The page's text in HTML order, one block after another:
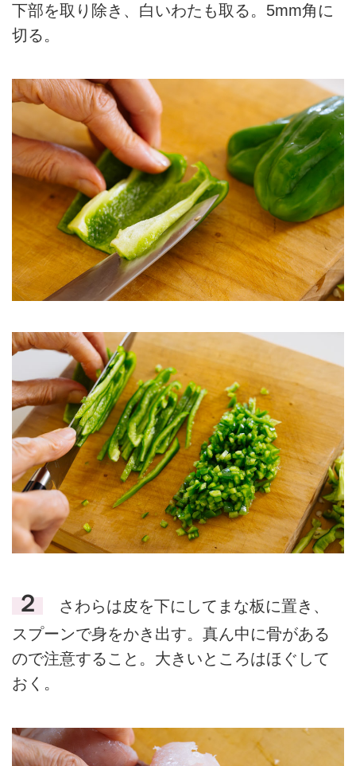
下部を取り除き、白いわたも取る。5mm角に
切る。
２
さわらは皮を下にしてまな板に置き、
スプーンで身をかき出す。真ん中に骨がある
ので注意すること。大きいところはほぐして
おく。